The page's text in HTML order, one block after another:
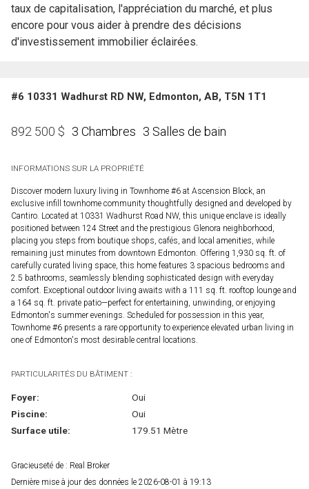
taux de capitalisation, l'appréciation du marché, et plus
encore pour vous aider à prendre des décisions
d'investissement immobilier éclairées.
#6 10331 Wadhurst RD NW, Edmonton, AB, T5N 1T1
892 500 $ 3 Chambres 3 Salles de bain
INFORMATIONS SUR LA PROPRIÉTÉ
Discover modern luxury living in Townhome #6 at Ascension Block, an
exclusive infill townhome community thoughtfully designed and developed by
Cantiro. Located at 10331 Wadhurst Road NW, this unique enclave is ideally
positioned between 124 Street and the prestigious Glenora neighborhood,
placing you steps from boutique shops, cafés, and local amenities, while
remaining just minutes from downtown Edmonton. Offering 1,930 sq. ft. of
carefully curated living space, this home features 3 spacious bedrooms and
2.5 bathrooms, seamlessly blending sophisticated design with everyday
comfort. Exceptional outdoor living awaits with a 111 sq. ft. rooftop lounge and
a 164 sq. ft. private patio—perfect for entertaining, unwinding, or enjoying
Edmonton's summer evenings. Scheduled for possession in this year,
Townhome #6 presents a rare opportunity to experience elevated urban living in
one of Edmonton's most desirable central locations.
PARTICULARITÉS DU BÂTIMENT :
Foyer:
Oui
Piscine:
Oui
Surface utile:
179.51 Mètre
Gracieuseté de : Real Broker
Dernière mise à jour des données le 2026-08-01 à 19:13